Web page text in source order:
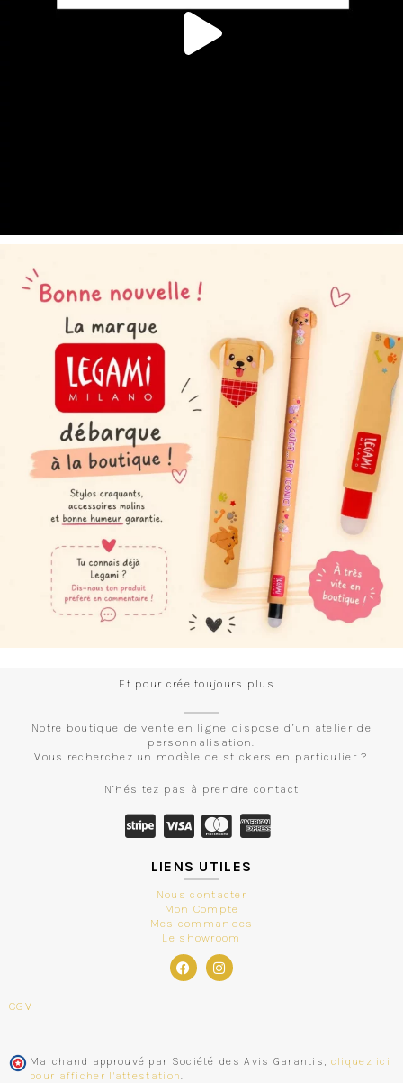
Et pour crée toujours plus …
Notre boutique de vente en ligne dispose d’un atelier de
personnalisation.
Vous recherchez un modèle de stickers en particulier ?
N’hésitez pas à prendre contact
LIENS UTILES
Nous contacter
Mon Compte
Mes commandes
Le showroom
CGV
Marchand approuvé par Société des Avis Garantis, cliquez ici
pour afficher l'attestation.